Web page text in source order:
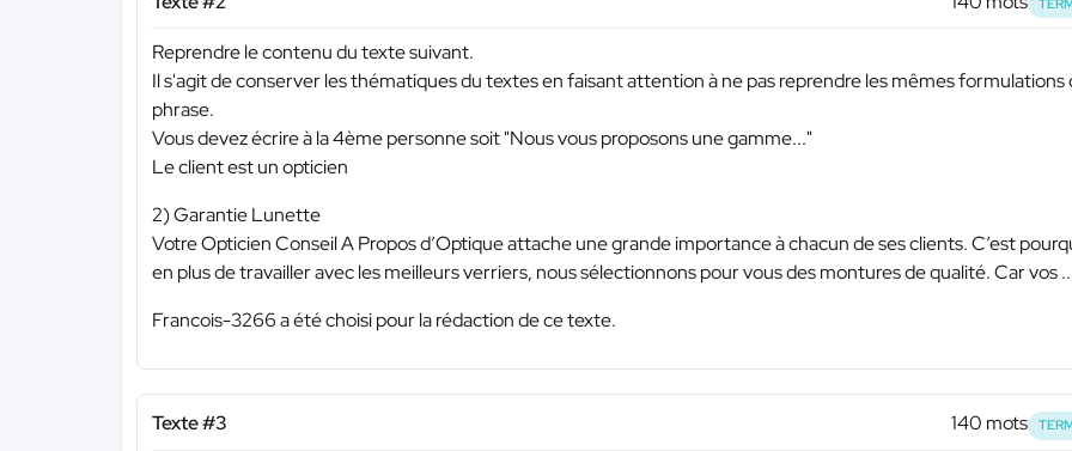
Reprendre le contenu du texte suivant.
Il s'agit de conserver les thématiques du textes en faisant attention à ne pas reprendre les mêmes formulations
phrase.
Vous devez écrire à la 4ème personne soit "Nous vous proposons une gamme..."
Le client est un opticien
2) Garantie Lunette
Votre Opticien Conseil A Propos d’Optique attache une grande importance à chacun de ses clients. C’est
en plus de travailler avec les meilleurs verriers, nous sélectionnons pour vous des montures de qualité. Car vos
Francois-3266 a été choisi pour la rédaction de ce texte.
Texte #3 140 mots